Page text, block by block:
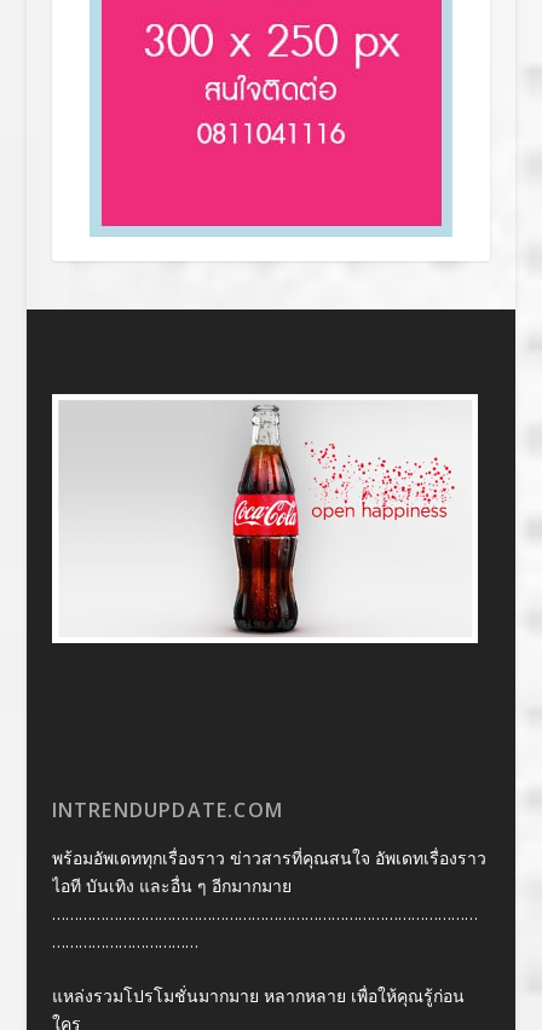
INTRENDUPDATE.COM
พร้อมอัพเดททุกเรื่องราว ข่าวสารที่คุณสนใจ อัพเดทเรื่องราว
ไอที บันเทิง และอื่น ๆ อีกมากมาย
……………………………………………………………………………………
……………………………
แหล่งรวมโปรโมชั่นมากมาย หลากหลาย เพื่อให้คุณรู้ก่อน
ใคร